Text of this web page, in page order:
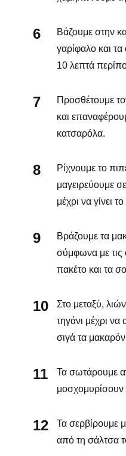
Βάζουμε στην
γαρίφαλο και
10 λεπτά
Προσθέτουμε
και
κατσαρόλα.
Ρίχνουμε το
μαγειρεύουμε
μέχρι να γίνει
Βράζουμε τα
σύμφωνα με τις
πακέτο και τα
Στο μεταξύ,
τηγάνι μέχρι να
σιγά τα
Τα σωτάρουμε
μοσχομυρίσουν
Τα σερβίρουμε
από τη σάλτσα